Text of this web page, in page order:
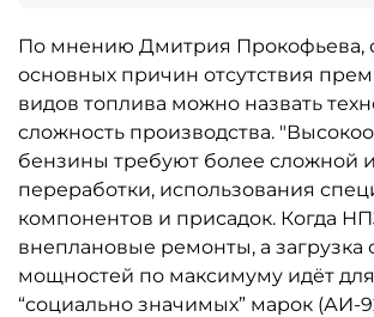
По мнению Дмитрия Прокофьева,
основных причин отсутствия
видов топлива можно назвать
сложность производства.
бензины требуют более сложной
переработки, использования
компонентов и присадок. Когда
внеплановые ремонты, а загрузка
мощностей по максимуму идёт
“социально значимых” марок (АИ-